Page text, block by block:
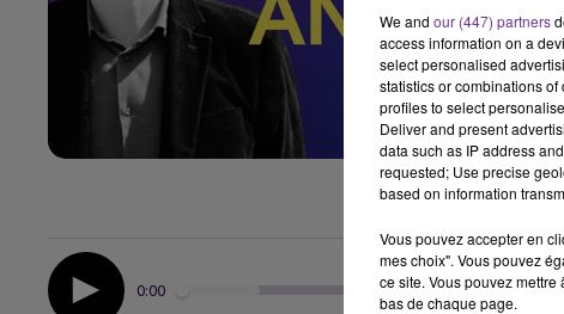
La
A
0:00
We and our (447) partners
access information on a
select personalised
statistics or combinations
profiles to select
Deliver and present
data such as IP address
requested; Use precise
based on information
Vous pouvez accepter en
mes choix". Vous pouvez
ce site. Vous pouvez
bas de chaque page.